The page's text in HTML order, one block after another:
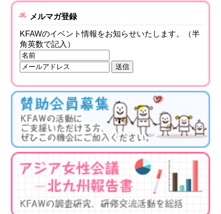
メルマガ登録
KFAWのイベント情報をお知らせいたします。（半
角英数で記入）